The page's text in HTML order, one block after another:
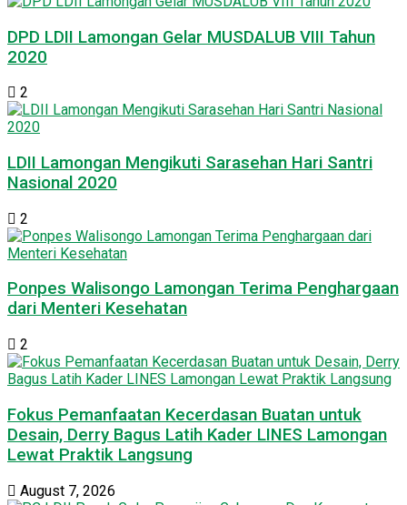
DPD LDII Lamongan Gelar MUSDALUB VIII Tahun
2020
2
LDII Lamongan Mengikuti Sarasehan Hari Santri
Nasional 2020
2
Ponpes Walisongo Lamongan Terima Penghargaan
dari Menteri Kesehatan
2
Fokus Pemanfaatan Kecerdasan Buatan untuk
Desain, Derry Bagus Latih Kader LINES Lamongan
Lewat Praktik Langsung
August 7, 2026